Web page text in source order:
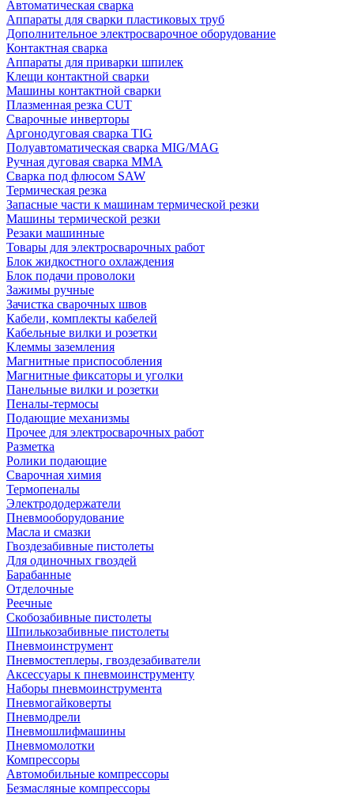
Автоматическая сварка
Аппараты для сварки пластиковых труб
Дополнительное электросварочное оборудование
Контактная сварка
Аппараты для приварки шпилек
Клещи контактной сварки
Машины контактной сварки
Плазменная резка CUT
Сварочные инверторы
Аргонодуговая сварка TIG
Полуавтоматическая сварка MIG/MAG
Ручная дуговая сварка MMA
Сварка под флюсом SAW
Термическая резка
Запасные части к машинам термической резки
Машины термической резки
Резаки машинные
Товары для электросварочных работ
Блок жидкостного охлаждения
Блок подачи проволоки
Зажимы ручные
Зачистка сварочных швов
Кабели, комплекты кабелей
Кабельные вилки и розетки
Клеммы заземления
Магнитные приспособления
Магнитные фиксаторы и уголки
Панельные вилки и розетки
Пеналы-термосы
Подающие механизмы
Прочее для электросварочных работ
Разметка
Ролики подающие
Сварочная химия
Термопеналы
Электрододержатели
Пневмооборудование
Масла и смазки
Гвоздезабивные пистолеты
Для одиночных гвоздей
Барабанные
Отделочные
Реечные
Скобозабивные пистолеты
Шпилькозабивные пистолеты
Пневмоинструмент
Пневмостеплеры, гвоздезабиватели
Аксессуары к пневмоинструменту
Наборы пневмоинструмента
Пневмогайковерты
Пневмодрели
Пневмошлифмашины
Пневмомолотки
Компрессоры
Автомобильные компрессоры
Безмасляные компрессоры